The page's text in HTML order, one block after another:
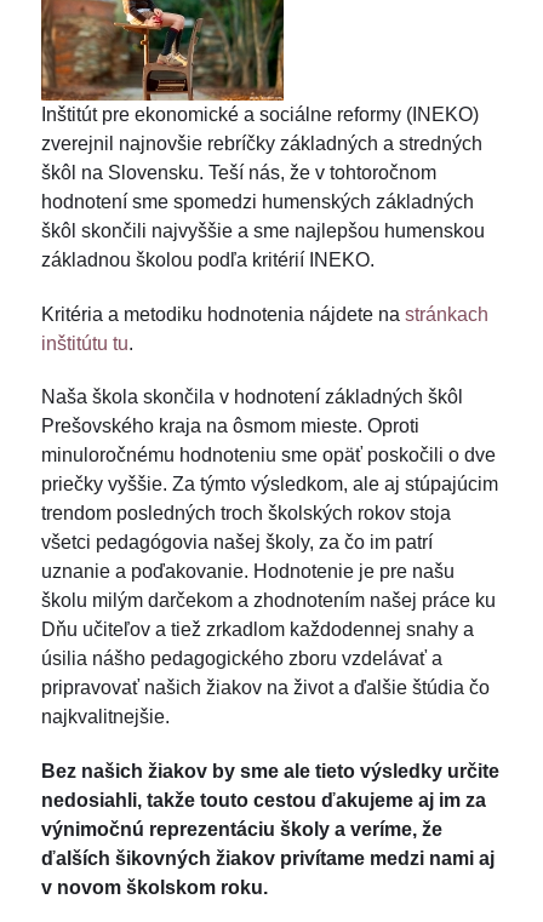
Inštitút pre ekonomické a sociálne reformy (INEKO)
zverejnil najnovšie rebríčky základných a stredných
škôl na Slovensku. Teší nás, že v tohtoročnom
hodnotení sme spomedzi humenských základných
škôl skončili najvyššie a sme najlepšou humenskou
základnou školou podľa kritérií INEKO.
Kritéria a metodiku hodnotenia nájdete na stránkach
inštitútu tu.
Naša škola skončila v hodnotení základných škôl
Prešovského kraja na ôsmom mieste. Oproti
minuloročnému hodnoteniu sme opäť poskočili o dve
priečky vyššie. Za týmto výsledkom, ale aj stúpajúcim
trendom posledných troch školských rokov stoja
všetci pedagógovia našej školy, za čo im patrí
uznanie a poďakovanie. Hodnotenie je pre našu
školu milým darčekom a zhodnotením našej práce ku
Dňu učiteľov a tiež zrkadlom každodennej snahy a
úsilia nášho pedagogického zboru vzdelávať a
pripravovať našich žiakov na život a ďalšie štúdia čo
najkvalitnejšie.
Bez našich žiakov by sme ale tieto výsledky určite
nedosiahli, takže touto cestou ďakujeme aj im za
výnimočnú reprezentáciu školy a veríme, že
ďalších šikovných žiakov privítame medzi nami aj
v novom školskom roku.